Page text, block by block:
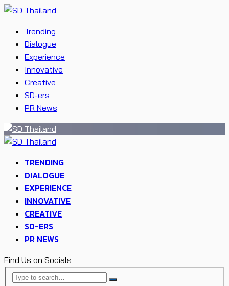
Trending
Dialogue
Experience
Innovative
Creative
SD-ers
PR News
TRENDING
DIALOGUE
EXPERIENCE
INNOVATIVE
CREATIVE
SD-ERS
PR NEWS
Find Us on Socials